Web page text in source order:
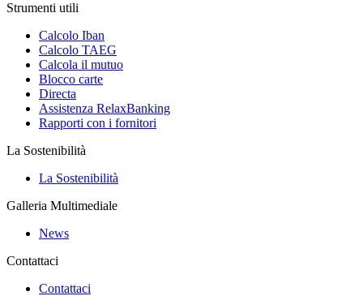
Strumenti utili
Calcolo Iban
Calcolo TAEG
Calcola il mutuo
Blocco carte
Directa
Assistenza RelaxBanking
Rapporti con i fornitori
La Sostenibilità
La Sostenibilità
Galleria Multimediale
News
Contattaci
Contattaci